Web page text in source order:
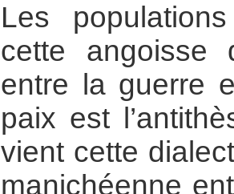
Les
cette angoisse
entre la guerre
paix est
vient cette
manichéenne